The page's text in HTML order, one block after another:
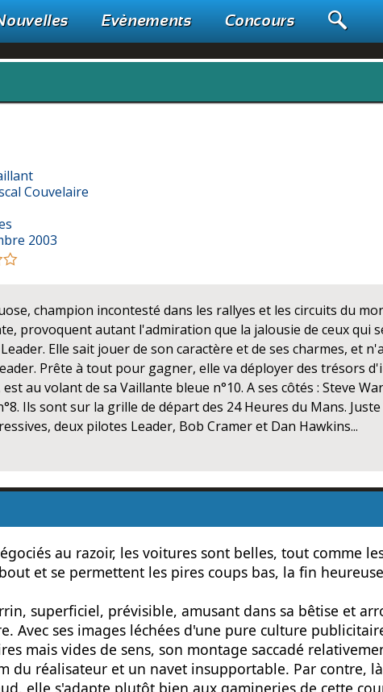
Evènements Concours
Couvelaire
2003
champion incontesté dans les rallyes et les circuits du
provoquent autant l'admiration que la jalousie de ceux qui
Elle sait jouer de son caractère et de ses charmes, et
Prête à tout pour gagner, elle va déployer des trésors
au volant de sa Vaillante bleue n°10. A ses côtés : Steve
Ils sont sur la grille de départ des 24 Heures du Mans.
deux pilotes Leader, Bob Cramer et Dan Hawkins...
au razoir, les voitures sont belles, tout comme
et se permettent les pires coups bas, la fin
superficiel, prévisible, amusant dans sa bêtise et
Avec ses images léchées d'une pure culture
mais vides de sens, son montage saccadé
du réalisateur et un navet insupportable. Par contre,
elle s'adapte plutôt bien aux gamineries de cette